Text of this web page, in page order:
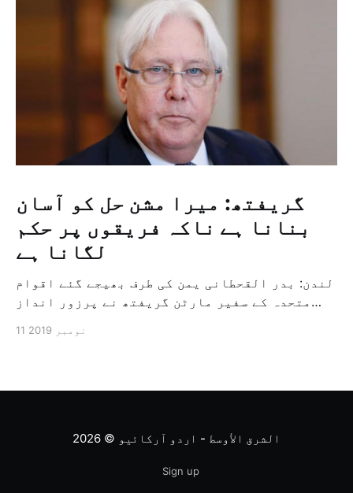
گریفتھ: میرا مشن حل کو آسان
بنانا ہے ناکہ فریقوں پر حکم
لگانا ہے
لندن: بدر القحطانی یمن کی طرف بھیجے گئے اقوام
متحدہ کے سفیر مارٹن گریفتھ نے پرزور انداز
ثالثی اور اس کشمکش کی حدبندی کرنے کے لئے ایک
11 نومبر 2019
الشرق الأوسط - اردو آرکائیو © 2026
Sign up